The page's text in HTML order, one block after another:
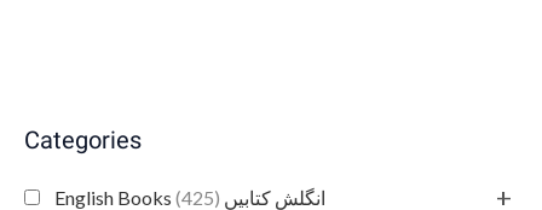
Categories
English Books انگلش کتابیں (425) +